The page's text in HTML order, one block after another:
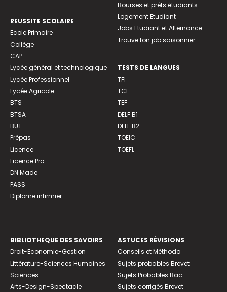
REUSSITE SCOLAIRE
Ecole Primaire
Collège
CAP
Lycée général et technologique
Lycée Professionnel
Lycée Agricole
BTS
BTSA
BUT
Prépas
Licence
Licence Pro
DN Made
PASS
Diplome infirmier
Bourses et prêts étudiants
Logement Etudiant
Jobs Etudiant et Alternance
Trouve ton job saisonnier
TESTS DE LANGUES
TFI
TCF
TEF
DELF B1
DELF B2
TOEIC
TOEFL
BIBLIOTHEQUE DES SAVOIRS
Droit-Economie-Gestion
Littérature-Sciences Humaines
Sciences
Arts-Design-Spectacle
ASTUCES RÉVISIONS
Conseils et Méthodo
Sujets probables Brevet
Sujets Probables Bac
Sujets corrigés Brevet